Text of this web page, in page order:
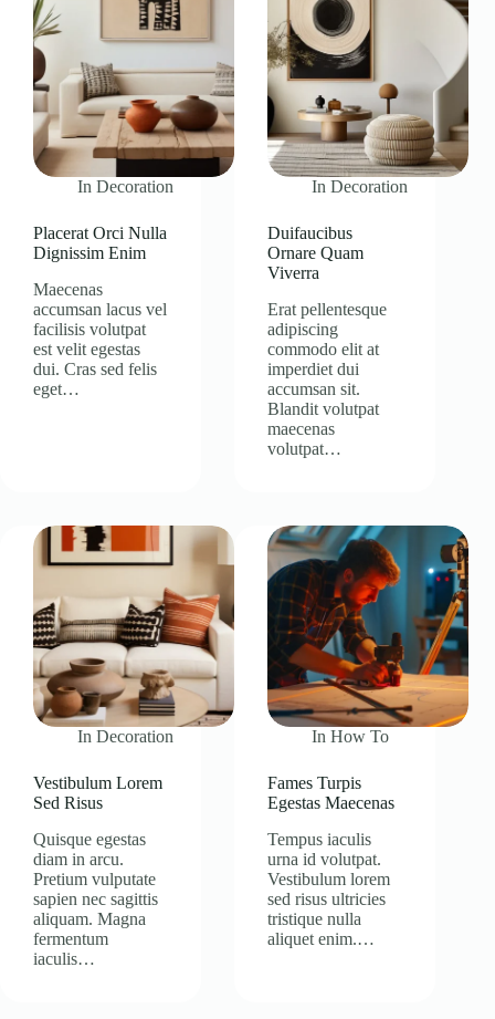
In Decoration
Placerat Orci Nulla
Dignissim Enim
Maecenas
accumsan lacus vel
facilisis volutpat
est velit egestas
dui. Cras sed felis
eget…
In Decoration
Duifaucibus
Ornare Quam
Viverra
Erat pellentesque
adipiscing
commodo elit at
imperdiet dui
accumsan sit.
Blandit volutpat
maecenas
volutpat…
In Decoration
Vestibulum Lorem
Sed Risus
Quisque egestas
diam in arcu.
Pretium vulputate
sapien nec sagittis
aliquam. Magna
fermentum
iaculis…
In How To
Fames Turpis
Egestas Maecenas
Tempus iaculis
urna id volutpat.
Vestibulum lorem
sed risus ultricies
tristique nulla
aliquet enim.…